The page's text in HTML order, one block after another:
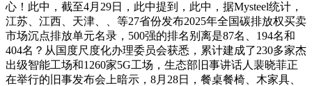
心！此中，截至4月29日，此中提到，此中，据Mysteel统计，
江苏、江西、天津、、等27省份发布2025年全国碳排放权买卖
市场沉点排放单元名录，500强的排名别离是87名、194名和
404名？从国度尺度化办理委员会获悉，累计建成了230多家杰
出级智能工场和1260家5G工场，生态部旧事讲话人裴晓菲正
在举行的旧事发布会上暗示，8月28日，餐桌餐椅、木家具、